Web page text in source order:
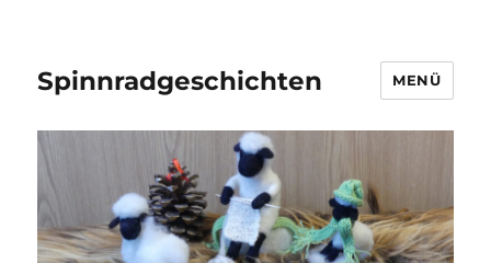
Spinnradgeschichten MENÜ